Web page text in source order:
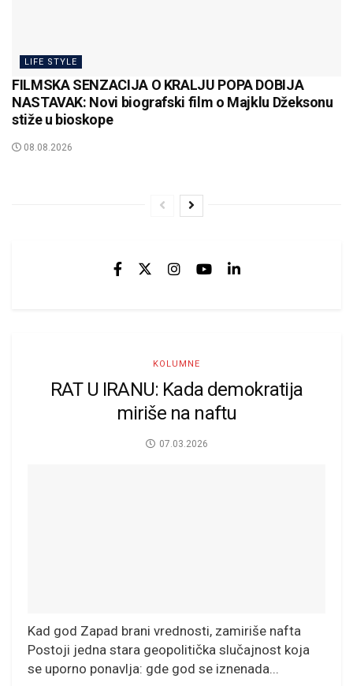
LIFE STYLE
FILMSKA SENZACIJA O KRALJU POPA DOBIJA
NASTAVAK: Novi biografski film o Majklu Džeksonu
stiže u bioskope
08.08.2026
KOLUMNE
RAT U IRANU: Kada demokratija
miriše na naftu
07.03.2026
Kad god Zapad brani vrednosti, zamiriše nafta
Postoji jedna stara geopolitička slučajnost koja
se uporno ponavlja: gde god se iznenada...